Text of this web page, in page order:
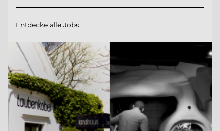
Entdecke alle Jobs